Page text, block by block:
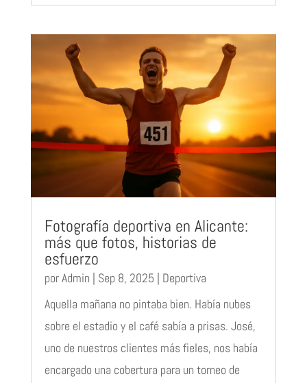
Fotografía deportiva en Alicante:
más que fotos, historias de
esfuerzo
porAdmin | Sep 8, 2025 | Deportiva
Aquella mañana no pintaba bien. Había nubes
sobre el estadio y el café sabía a prisas. José,
uno de nuestros clientes más fieles, nos había
encargado una cobertura para un torneo de